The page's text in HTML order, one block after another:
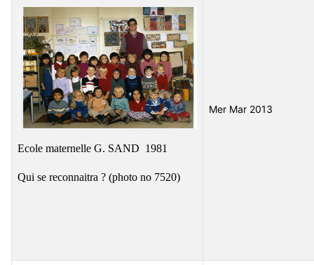
Ecole maternelle G. SAND 1981
Qui se reconnaitra ? (photo no 7520)
Mer Mar 2013